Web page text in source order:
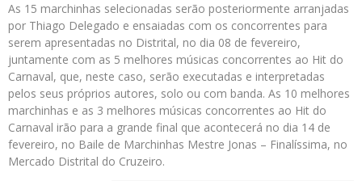
As 15 marchinhas selecionadas serão posteriormente arranjadas
por Thiago Delegado e ensaiadas com os concorrentes para
serem apresentadas no Distrital, no dia 08 de fevereiro,
juntamente com as 5 melhores músicas concorrentes ao Hit do
Carnaval, que, neste caso, serão executadas e interpretadas
pelos seus próprios autores, solo ou com banda. As 10 melhores
marchinhas e as 3 melhores músicas concorrentes ao Hit do
Carnaval irão para a grande final que acontecerá no dia 14 de
fevereiro, no Baile de Marchinhas Mestre Jonas – Finalíssima, no
Mercado Distrital do Cruzeiro.